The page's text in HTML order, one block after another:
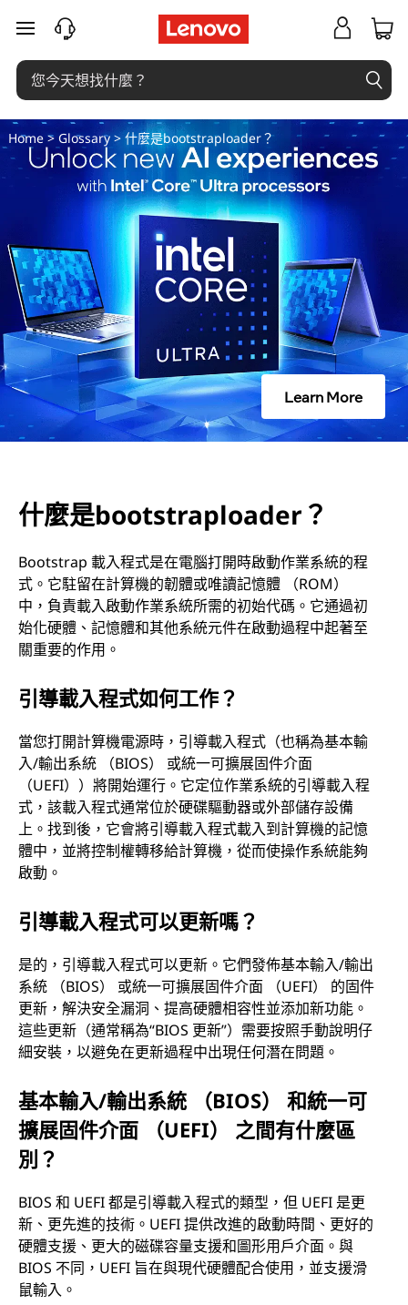
什
麼
是
b
o
t
t
r
a
？
跳至主要內容
Home> Glossary> 什麼是bootstraploader？
Learn More
什麼是bootstraploader？
Bootstrap 載入程式是在電腦打開時啟動作業系統的程
式。它駐留在計算機的韌體或唯讀記憶體 （ROM）
中，負責載入啟動作業系統所需的初始代碼。它通過初
始化硬體、記憶體和其他系統元件在啟動過程中起著至
關重要的作用。
引導載入程式如何工作？
當您打開計算機電源時，引導載入程式（也稱為基本輸
入/輸出系統 （BIOS） 或統一可擴展固件介面
（UEFI））將開始運行。它定位作業系統的引導載入程
式，該載入程式通常位於硬碟驅動器或外部儲存設備
上。找到後，它會將引導載入程式載入到計算機的記憶
體中，並將控制權轉移給計算機，從而使操作系統能夠
啟動。
引導載入程式可以更新嗎？
是的，引導載入程式可以更新。它們發佈基本輸入/輸出
系統 （BIOS） 或統一可擴展固件介面 （UEFI） 的固件
更新，解決安全漏洞、提高硬體相容性並添加新功能。
這些更新（通常稱為“BIOS 更新”）需要按照手動說明仔
細安裝，以避免在更新過程中出現任何潛在問題。
基本輸入/輸出系統 （BIOS） 和統一可
擴展固件介面 （UEFI） 之間有什麼區
別？
BIOS 和 UEFI 都是引導載入程式的類型，但 UEFI 是更
新、更先進的技術。UEFI 提供改進的啟動時間、更好的
硬體支援、更大的磁碟容量支援和圖形用戶介面。與
BIOS 不同，UEFI 旨在與現代硬體配合使用，並支援滑
鼠輸入。